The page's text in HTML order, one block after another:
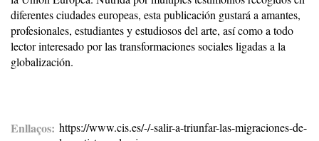
diferentes ciudades europeas, esta publicación gustará a amantes,
profesionales, estudiantes y estudiosos del arte, así como a todo
lector interesado por las transformaciones sociales ligadas a la
globalización.
Enllaços https://www.cis.es/-/-salir-a-triunfar-las-migraciones-de-